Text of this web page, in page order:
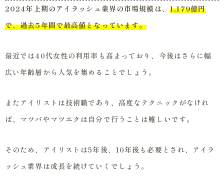
2024年上期のアイラッシュ業界の市場規模は、 1,179億円
で、過去5年間で最高値となっています。
最近では40代女性の利用率も高まっており、今後はさらに幅
広い年齢層から人気を集めることでしょう。
またアイリストは技術職であり、高度なテクニックがなけれ
ば、マツパやマツエクは自分で行うことは難しいです。
そのため、アイリストは5年後、10年後も必要とされ、アイラ
ッシュ業界は成長を続けていくでしょう。